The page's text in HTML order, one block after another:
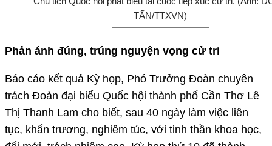
TẤN/TTXVN)
Phản ánh đúng, trúng nguyện vọng cử tri
Báo cáo kết quả Kỳ họp, Phó Trưởng Đoàn chuyên
trách Đoàn đại biểu Quốc hội thành phố Cần Thơ Lê
Thị Thanh Lam cho biết, sau 40 ngày làm việc liên
tục, khẩn trương, nghiêm túc, với tinh thần khoa học,